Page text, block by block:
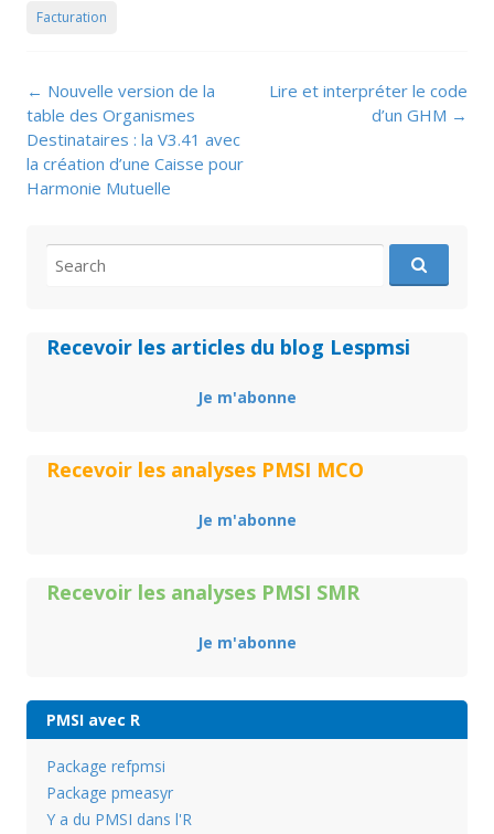
Facturation
Post
navigation
← Nouvelle version de la
table des Organismes
Destinataires : la V3.41 avec
la création d’une Caisse pour
Harmonie Mutuelle
Lire et interpréter le code
d’un GHM →
for:
Recevoir les articles du blog Lespmsi
Je m'abonne
Recevoir les analyses PMSI MCO
Je m'abonne
Recevoir les analyses PMSI SMR
Je m'abonne
PMSI avec R
Package refpmsi
Package pmeasyr
Y a du PMSI dans l'R